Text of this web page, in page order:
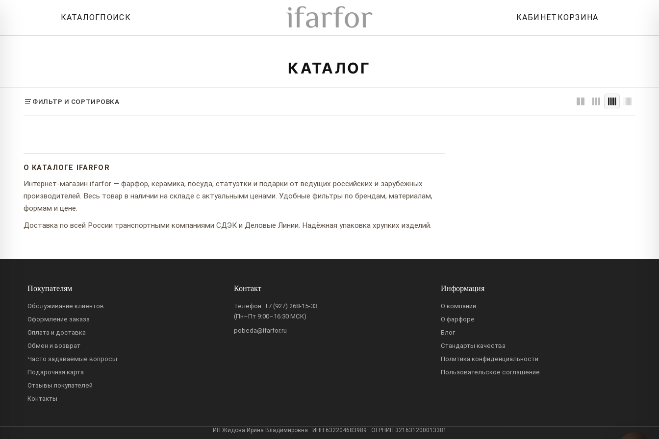
КАТАЛОГПОИСК КАБИНЕТ КОРЗИНА
КАТАЛОГ
ФИЛЬТР И СОРТИРОВКА
О КАТАЛОГЕ IFARFOR
Интернет-магазин ifarfor — фарфор, керамика, посуда, статуэтки и подарки от ведущих российских и зарубежных
производителей. Весь товар в наличии на складе с актуальными ценами. Удобные фильтры по брендам, материалам,
формам и цене.
Доставка по всей России транспортными компаниями СДЭК и Деловые Линии. Надёжная упаковка хрупких изделий.
Покупателям
Обслуживание клиентов
Оформление заказа
Оплата и доставка
Обмен и возврат
Часто задаваемые вопросы
Подарочная карта
Отзывы покупателей
Контакты
Контакт
Телефон: +7 (927) 268-15-33
(Пн–Пт 9:00–16:30 МСК)
pobeda@ifarfor.ru
Информация
О компании
О фарфоре
Блог
Стандарты качества
Политика конфиденциальности
Пользовательское соглашение
ИП Жидова Ирина Владимировна · ИНН 632204683989 · ОГРНИП 321631200013381